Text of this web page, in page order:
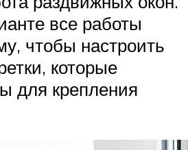
все работы
чтобы настроить
которые
для крепления